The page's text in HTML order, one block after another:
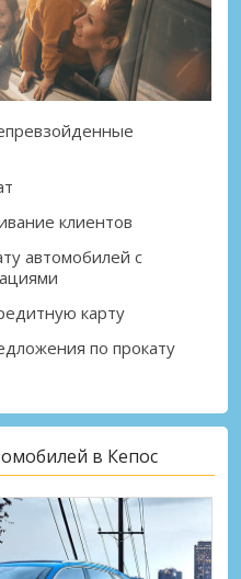
eLink
клиентов
автомобилей с
карту
по прокату
в Кепос